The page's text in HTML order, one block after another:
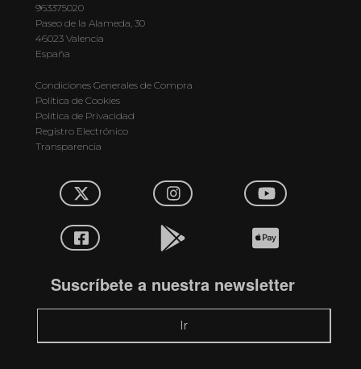
963375020
Paseo de la Alameda, 30
46023 Valencia
España
Condiciones Generales de Compra
Política de Cookies
Política de Privacidad
Registro Electrónico
Transparencia
Suscríbete a nuestra newsletter
Ir